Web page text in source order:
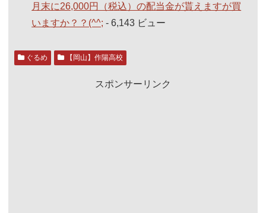
月末に26,000円（税込）の配当金が貰えますが買
いますか？？(^^; - 6,143 ビュー
ぐるめ 【岡山】作陽高校
スポンサーリンク